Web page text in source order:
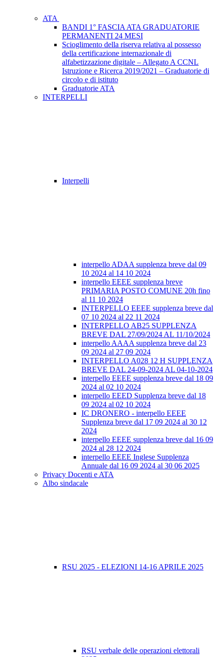
ATA
BANDI 1° FASCIA ATA GRADUATORIE
PERMANENTI 24 MESI
Scioglimento della riserva relativa al possesso
della certificazione internazionale di
alfabetizzazione digitale – Allegato A CCNL
Istruzione e Ricerca 2019/2021 – Graduatorie di
circolo e di istituto
Graduatorie ATA
INTERPELLI
Interpelli
interpello ADAA supplenza breve dal 09
10 2024 al 14 10 2024
interpello EEEE supplenza breve
PRIMARIA POSTO COMUNE 20h fino
al 11 10 2024
INTERPELLO EEEE supplenza breve dal
07 10 2024 al 22 11 2024
INTERPELLO AB25 SUPPLENZA
BREVE DAL 27/09/2024 AL 11/10/2024
interpello AAAA supplenza breve dal 23
09 2024 al 27 09 2024
INTERPELLO A028 12 H SUPPLENZA
BREVE DAL 24-09-2024 AL 04-10-2024
interpello EEEE supplenza breve dal 18 09
2024 al 02 10 2024
interpello EEED Supplenza breve dal 18
09 2024 al 02 10 2024
IC DRONERO - interpello EEEE
Supplenza breve dal 17 09 2024 al 30 12
2024
interpello EEEE supplenza breve dal 16 09
2024 al 28 12 2024
interpello EEEE Inglese Supplenza
Annuale dal 16 09 2024 al 30 06 2025
Privacy Docenti e ATA
Albo sindacale
RSU 2025 - ELEZIONI 14-16 APRILE 2025
RSU verbale delle operazioni elettorali